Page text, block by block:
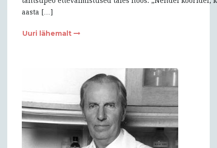
aasta […]
Uuri lähemalt